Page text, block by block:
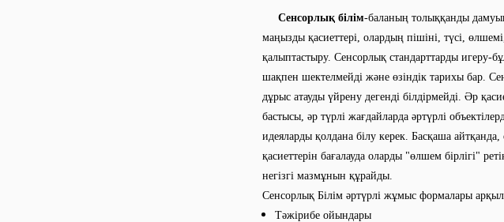
Сенсорлық білім-баланың толыққанды
маңызды қасиеттері, олардың пішіні, түсі,
қалыптастыру. Сенсорлық стандарттарды игеру-
шақпен шектелмейді және өзіндік тарихы бар.
дұрыс атауды үйрену дегенді білдірмейді. Әр
бастысы, әр түрлі жағдайларда әртүрлі
идеяларды қолдана білу керек. Басқаша
қасиеттерін бағалауда оларды "өлшем бірлігі"
негізгі мазмұнын құрайды.
Сенсорлық Білім әртүрлі жұмыс формалары
Тәжірибе ойындары